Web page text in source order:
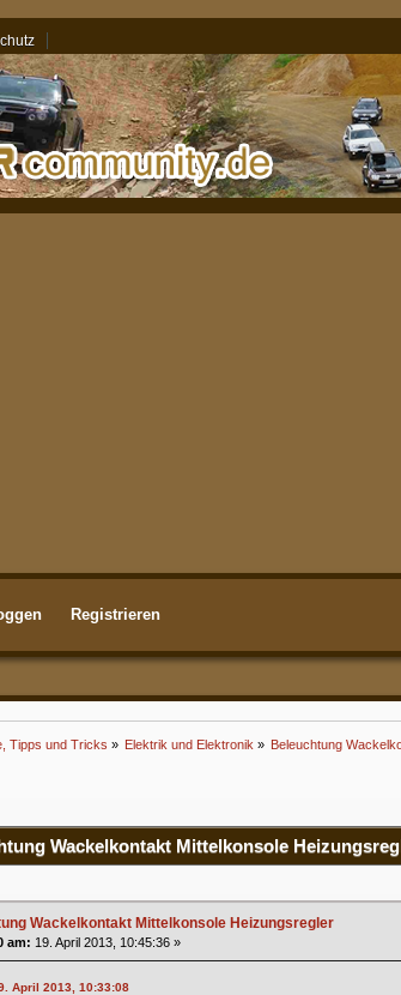
Registrieren
Tipps und Tricks » Elektrik und Elektronik» Beleuchtung
Wackelkontakt Mittelkonsole
Wackelkontakt Mittelkonsole Heizungsregler
am: 19. April 2013, 10:45:36 »
April 2013, 10:33:08